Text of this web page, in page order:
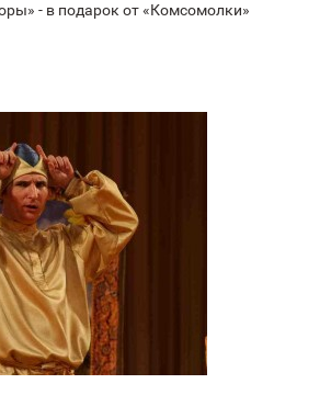
- в подарок от «Комсомолки»